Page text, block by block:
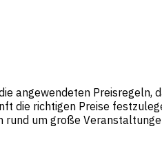
angewendeten Preisregeln,
die richtigen Preise
rund um große